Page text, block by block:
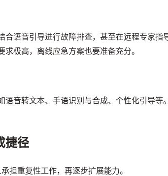
合语音引导进行故障排查，甚至在远程专家指
极高，离线应急方案也要准备充分。
语音转文本、手语识别与合成、个性化引导等
捷径
担重复性工作，再逐步扩展能力。